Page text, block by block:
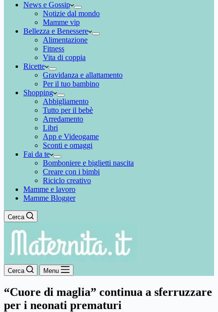
News e Gossip
Notizie dal mondo
Mamme vip
Bellezza e Benessere
Alimentazione
Fitness
Vita di coppia
Ricette
Gravidanza e allattamento
Per il tuo bambino
Shopping
Abbigliamento
Tutto per il bebè
Arredamento
Libri
App e Videogame
Sconti e omaggi
Fai da te
Bomboniere e biglietti nascita
Creare con i bimbi
Riciclo creativo
Mamme e lavoro
Mamme Blogger
Cerca
Cerca Menu
“Cuore di maglia” continua a sferruzzare
per i neonati prematuri